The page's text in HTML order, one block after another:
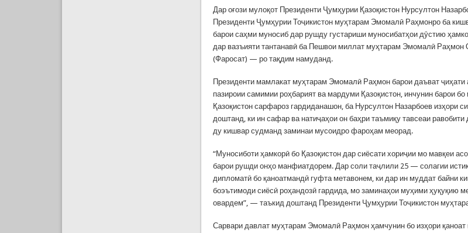
Дар оғози мулоқот Президенти Ҷумҳурии Қазоқистон Нурсултон
Президенти Ҷумҳурии Тоҷикистон муҳтарам Эмомалӣ Раҳмонро ба
барои саҳми муносиб дар рушду густариши муносибатҳои дӯстию
дар вазъияти тантанавӣ ба Пешвои миллат муҳтарам Эмомалӣ Раҳмон
(Фаросат) — ро тақдим намуданд.
Президенти мамлакат муҳтарам Эмомалӣ Раҳмон барои даъват
пазироии самимии роҳбарият ва мардуми Қазоқистон, инчунин барои
Қазоқистон сарфароз гардиданашон, ба Нурсултон Назарбоев изҳори
доштанд, ки ин сафар ва натиҷаҳои он баҳри таъмиқу тавсеаи
ду кишвар судманд заминаи мусоидро фароҳам меорад.
“Муносиботи ҳамкорӣ бо Қазоқистон дар сиёсати хориҷии мо мавқеи
барои рушди онҳо манфиатдорем. Дар соли таҷлили 25 — солагии
дипломатӣ бо қаноатмандӣ гуфта метавонем, ки дар ин муддат байни
боэътимоди сиёсӣ роҳандозӣ гардида, мо заминаҳои муҳими ҳуқуқию
овардем”, — таъкид доштанд Президенти Ҷумҳурии Тоҷикистон
Сарвари давлат муҳтарам Эмомалӣ Раҳмон ҳамчунин бо изҳори қаноат